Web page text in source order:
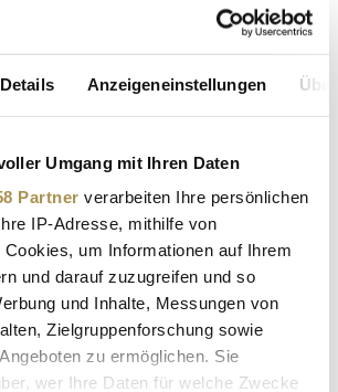
Details Anzeigeneinstellungen
Umgang mit Ihren Daten
Partner verarbeiten Ihre persönlichen
IP-Adresse, mithilfe von
Cookies, um Informationen auf Ihrem
und darauf zuzugreifen und so
und Inhalte, Messungen von
Zielgruppenforschung sowie
zu ermöglichen. Sie
wer Ihre Daten für welche Zwecke
zieht Promis an: Die Bilder
mit prestigeträchtigen Preisen in
– und auch "Fatherland" dürfte den
Im Nachkriegs-Road-Movie
Haut von Erika Mann, was sich diverse
Furious": Franchise feiert Jubiläum